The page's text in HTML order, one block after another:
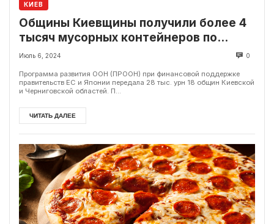
КИЕВ
Общины Киевщины получили более 4
тысяч мусорных контейнеров по
программе ПРООН
Июль 6, 2024 0
Программа развития ООН (ПРООН) при финансовой поддержке
правительств ЕС и Японии передала 28 тыс. урн 18 общин Киевской
и Черниговской областей. П...
ЧИТАТЬ ДАЛЕЕ